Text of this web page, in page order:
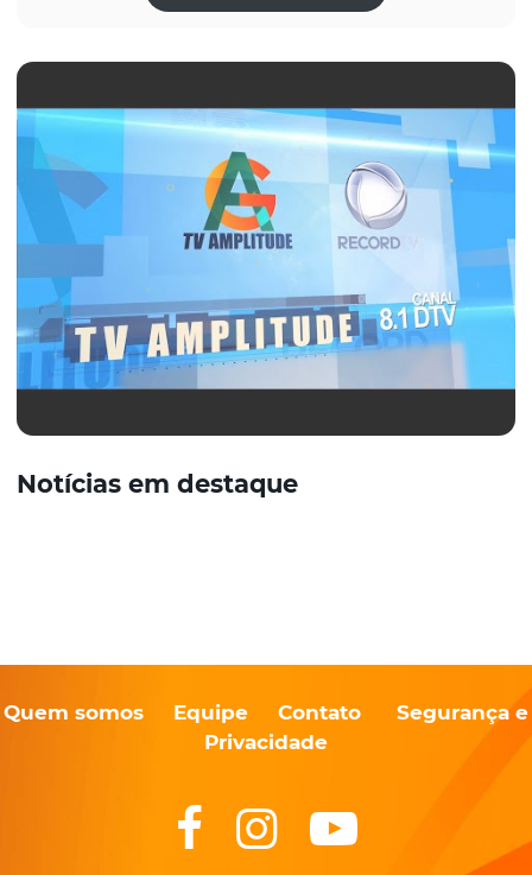
Notícias em destaque
Quem somos Equipe Contato
Segurança e
Privacidade